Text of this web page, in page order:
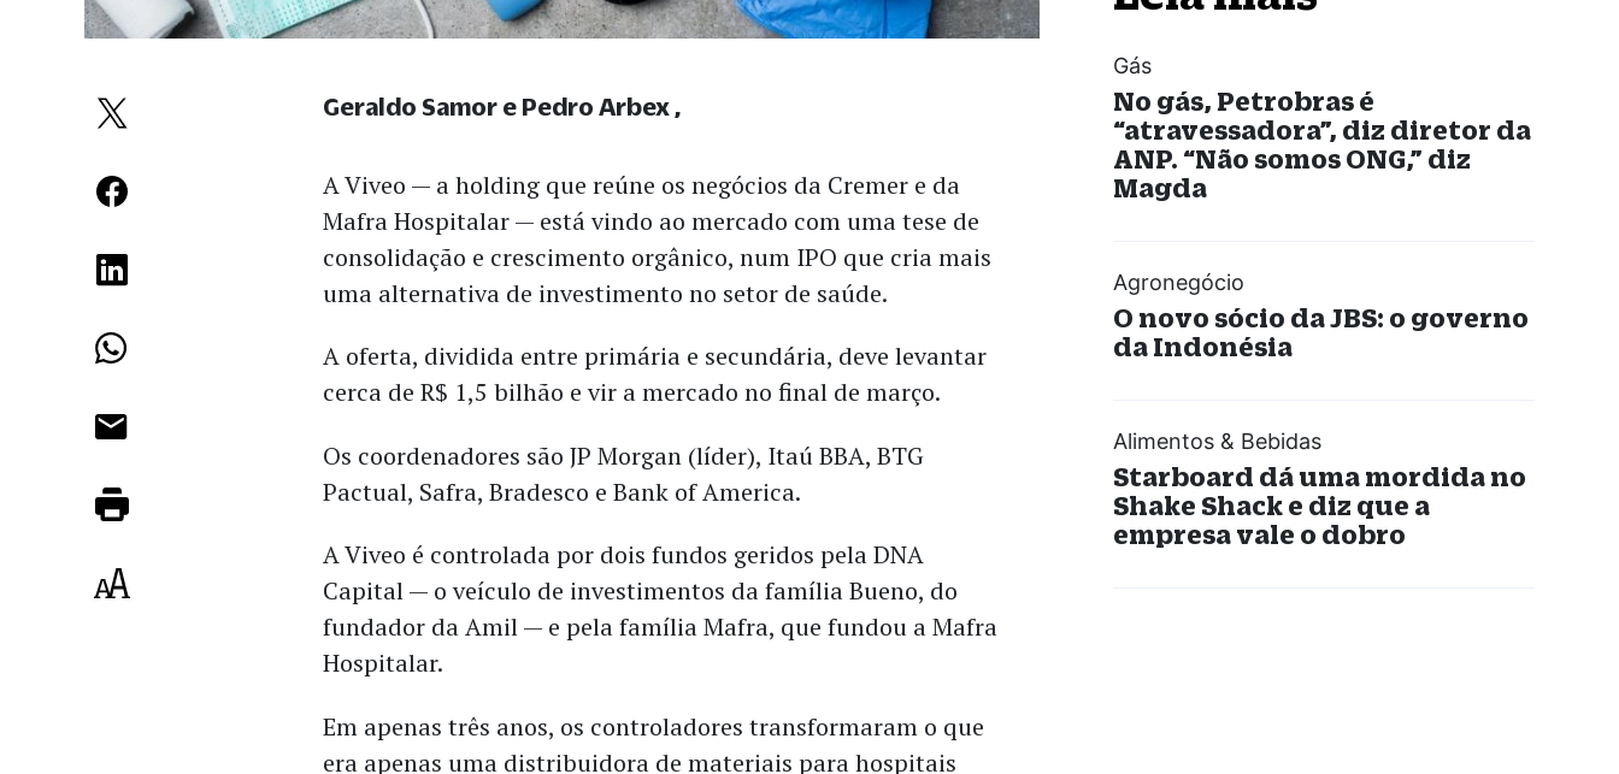
A Viveo — a holding que reúne os negócios da Cremer e da
Mafra Hospitalar — está vindo ao mercado com uma tese de
consolidação e crescimento orgânico, num IPO que cria mais
uma alternativa de investimento no setor de saúde.
A oferta, dividida entre primária e secundária, deve levantar
cerca de R$ 1,5 bilhão e vir a mercado no final de março.
Os coordenadores são JP Morgan (líder), Itaú BBA, BTG
Pactual, Safra, Bradesco e Bank of America.
A Viveo é controlada por dois fundos geridos pela DNA
Capital — o veículo de investimentos da família Bueno, do
fundador da Amil — e pela família Mafra, que fundou a Mafra
Hospitalar.
Em apenas três anos, os controladores transformaram o que
era apenas uma distribuidora de materiais para hospitais
Geraldo Samor e Pedro Arbex
Gás
No gás, Petrobras é
“atravessadora”, diz diretor da
ANP. “Não somos ONG,” diz
Magda
Agronegócio
O novo sócio da JBS: o governo
da Indonésia
Alimentos & Bebidas
Starboard dá uma mordida no
Shake Shack e diz que a
empresa vale o dobro